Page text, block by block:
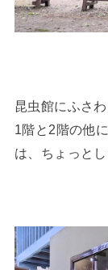
昆虫館にふさ
1階と2階の他
は、ちょっと